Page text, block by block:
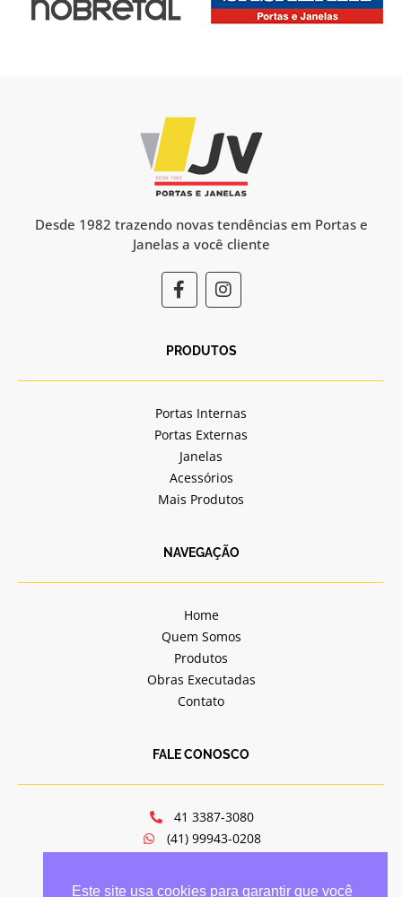
Desde 1982 trazendo novas tendências em Portas e
Janelas a você cliente
F
a
c
b
o
k
-
f
I
n
s
a
r
a
m
PRODUTOS
Portas Internas
Portas Externas
Janelas
Acessórios
Mais Produtos
NAVEGAÇÃO
Home
Quem Somos
Produtos
Obras Executadas
Contato
FALE CONOSCO
41 3387-3080
(41) 99943-0208
Av. Mal. Floriano Peixoto, 6321
Este site usa cookies para garantir que você